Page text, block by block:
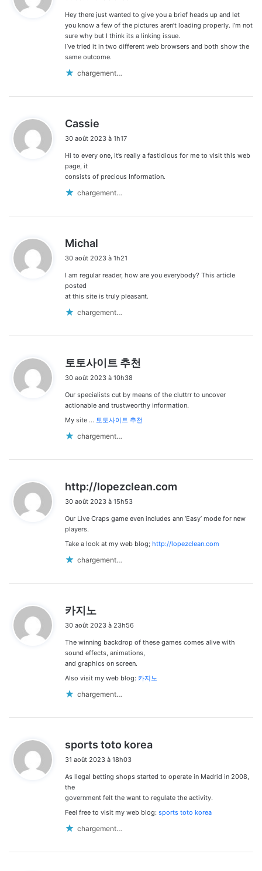
:
Hey there just wanted to give you a brief heads up and let
you know a few of the pictures aren’t loading properly. I’m not
sure why but I think its a linking issue.
I’ve tried it in two different web browsers and both show the
same outcome.
chargement…
Cassie
t
30 août 2023 à 1h17
Hi to every one, it’s really a fastidious for me to visit this web
page, it
consists of precious Information.
chargement…
Michal
t
30 août 2023 à 1h21
I am regular reader, how are you everybody? This article
posted
at this site is truly pleasant.
chargement…
토토사이트 추천
:
30 août 2023 à 10h38
Our specialists cut by means of the cluttrr to uncover
actionable and trustweorthy information.
My site … 토토사이트 추천
chargement…
http://lopezclean.com
30 août 2023 à 15h53
Our Live Craps game even includes ann ‘Easy’ mode for new
players.
Take a look at my web blog; http://lopezclean.com
chargement…
카지노
t
:
30 août 2023 à 23h56
The winning backdrop of these games comes alive with
sound effects, animations,
and graphics on screen.
Also visit my web blog: 카지노
chargement…
sports toto korea
31 août 2023 à 18h03
As llegal betting shops started to operate in Madrid in 2008,
the
government felt the want to regulate the activity.
Feel free to visit my web blog: sports toto korea
chargement…